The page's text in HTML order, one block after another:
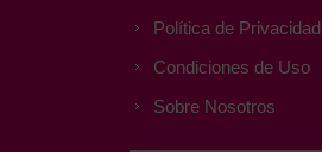
Política de Privacidad
Condiciones de Uso
Sobre Nosotros